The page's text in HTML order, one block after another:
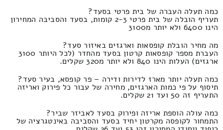
כמה תעלה העברה של בית פרטי בסעד?
תעריף הובלה של בית פרטי 2-3 קומות, בסעד והסביבה המחירון
הינו 6400 ולא יותר מ3100
מה מחיר הובלת קופסאות וארגזים באיזור סעד?
העברת מספר קופסאות קרטון בסעד מהחדר (לכל היותר 3100
ארגזים) העלות הינו 840 ולא יותר מ320 שקלים.
כמה תעלה יותר מארז לדירות ודירה – פר קופסא, בעיר סעד?
תיסוף על פי כמות הארגזים, מחירה של עבור כל פירוק ואריזה
התעריף זה 50 ועד 21 שקלים.
כמה עולה הוספת אריזה ופירוק בסעד לאביזר שביר?
התמחור לקופסה מקרטון יחיד בסעד והסביבה באינטגרציה של